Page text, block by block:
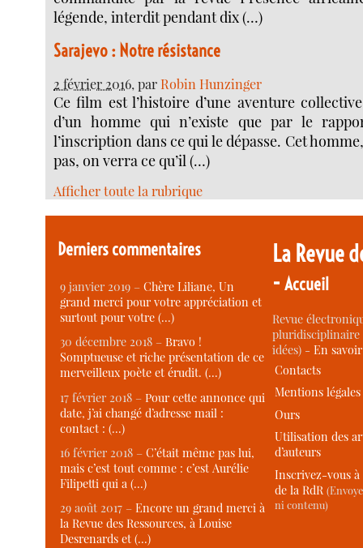
légende, interdit pendant dix (…)
Sarajevo : Notre résistance
2 février 2016, par Robin Hunzinger
Ce film est l’histoire d’une aventure
d’un homme qui n’existe que par le
l’inscription dans ce qui le dépasse. Cet
pas, on verra ce qu’il (…)
Afficher toute la rubrique
Derniers commentaires
9 janvier 2019 –Chère Liliane, Un
grand merci pour votre appréciation et
surtout pour votre (…)
30 décembre 2018 –Bravo !
Somptueuse et riche présentation de ce
merveilleux poète et érudit. (…)
17 février 2018 –Pour cette annonce qui
date, j’ai changé d’adresse mail :
contact : (…)
16 février 2018 –C’était même pas lui,
mais c’est tout comme : c’est Aurélie
Filipetti qui a (…)
29 août 2017 –Encore un grand merci à
la Revue des Ressources, à Louise
Desrenards et (…)
La Revue
-Accueil
Revue
idées) -En
Contacts
Mentions légales
Ours
Utilisation des
d’auteurs
Inscrivez-vous
de la RdR
ni contenu)